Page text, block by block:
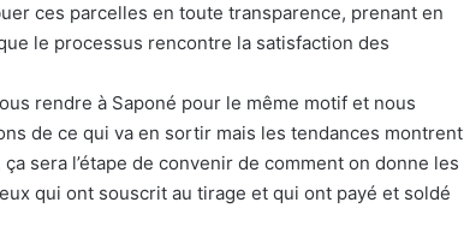
ces parcelles en toute transparence, prenant en
le processus rencontre la satisfaction des
rendre à Saponé pour le même motif et nous
de ce qui va en sortir mais les tendances montrent
sera l’étape de convenir de comment on donne les
qui ont souscrit au tirage et qui ont payé et soldé